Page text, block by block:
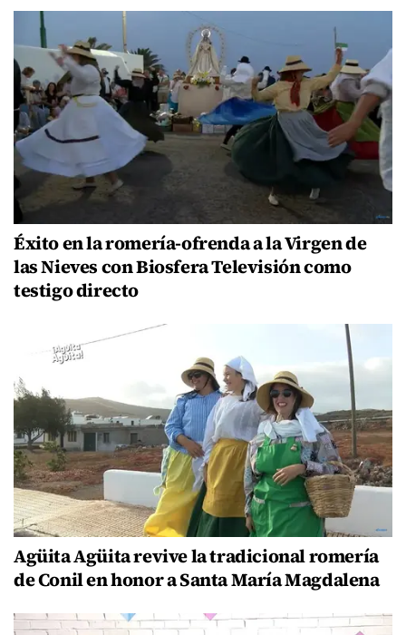
Éxito en la romería-ofrenda a la Virgen de
las Nieves con Biosfera Televisión como
testigo directo
Agüita Agüita revive la tradicional romería
de Conil en honor a Santa María Magdalena